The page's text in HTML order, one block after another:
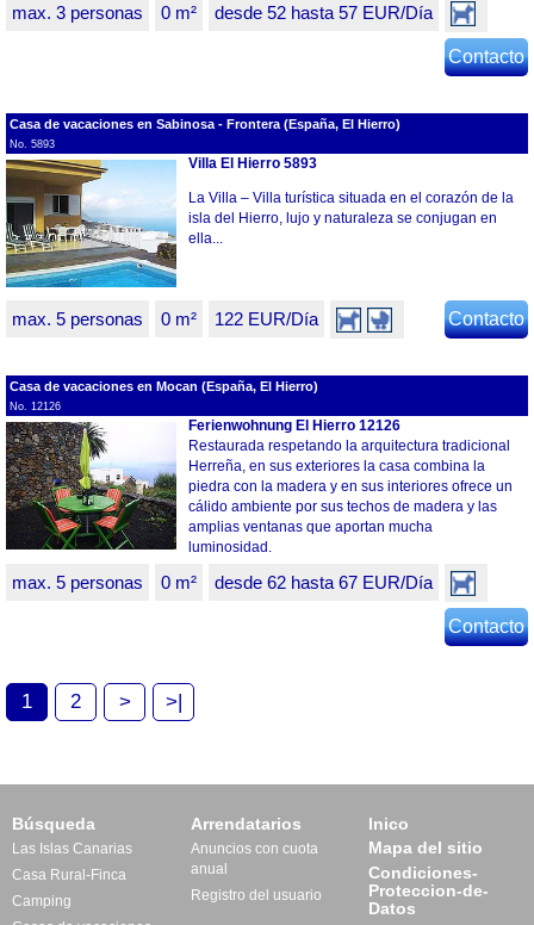
max. 3 personas 0 m² desde 52 hasta 57 EUR/Día
Contacto
Casa de vacaciones en Sabinosa - Frontera (España, El Hierro)
No. 5893
Villa El Hierro 5893
La Villa – Villa turística situada en el corazón de la
isla del Hierro, lujo y naturaleza se conjugan en
ella...
max. 5 personas 0 m² 122 EUR/Día Contacto
Casa de vacaciones en Mocan (España, El Hierro)
No. 12126
Ferienwohnung El Hierro 12126
Restaurada respetando la arquitectura tradicional
Herreña, en sus exteriores la casa combina la
piedra con la madera y en sus interiores ofrece un
cálido ambiente por sus techos de madera y las
amplias ventanas que aportan mucha
luminosidad.
max. 5 personas 0 m² desde 62 hasta 67 EUR/Día
Contacto
1 2 > >|
Búsqueda
Las Islas Canarias
Casa Rural-Finca
Camping
Arrendatarios
Anuncios con cuota
anual
Registro del usuario
Inico
Mapa del sitio
Condiciones-
Proteccion-de-
Datos